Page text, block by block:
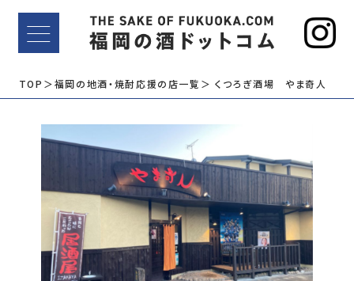
TOP ＞福岡の地酒・焼酎応援の店一覧 ＞ くつろぎ酒場 やま奇人